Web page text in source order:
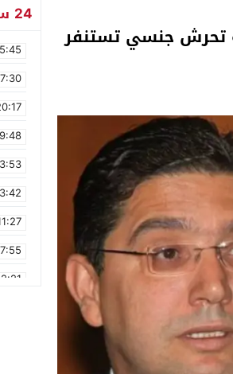
تحرش جنسي تستنفر
24 ساعة